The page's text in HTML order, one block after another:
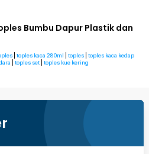
Bumbu Dapur Plastik dan
toples kaca 280ml toples
toples kaca kedap
toples set toples kue kering